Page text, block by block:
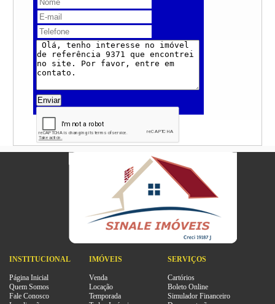
Enviar
INSTITUCIONAL
Página Inicial
Quem Somos
Fale Conosco
IMÓVEIS
Venda
Locação
Temporada
SERVIÇOS
Cartórios
Boleto Online
Simulador Financeiro